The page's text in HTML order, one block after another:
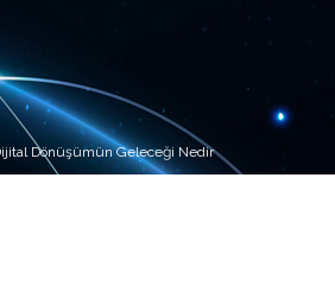
Dönüşümün Geleceği Nedir